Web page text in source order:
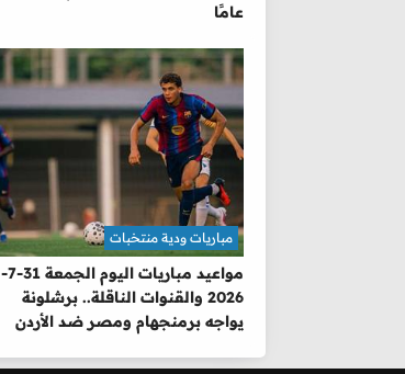
عامًا
مواعيد مباريات اليوم الجمعة 31-7-
2026 والقنوات الناقلة.. برشلونة
يواجه برمنجهام ومصر ضد الأردن
مباريات ودية منتخبات